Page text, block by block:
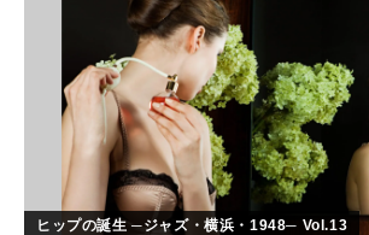
ヒップの誕生 ─ジャズ・横浜・1948─ Vol.13